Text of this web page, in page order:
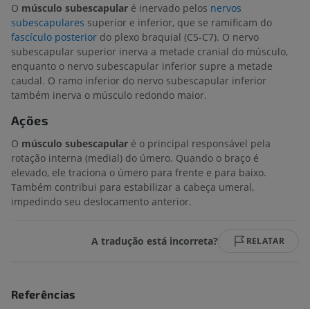
O músculo subescapular é inervado pelos nervos
subescapulares superior e inferior, que se ramificam do
fascículo posterior do plexo braquial (C5-C7). O nervo
subescapular superior inerva a metade cranial do músculo,
enquanto o nervo subescapular inferior supre a metade
caudal. O ramo inferior do nervo subescapular inferior
também inerva o músculo redondo maior.
Ações
O músculo subescapular é o principal responsável pela
rotação interna (medial) do úmero. Quando o braço é
elevado, ele traciona o úmero para frente e para baixo.
Também contribui para estabilizar a cabeça umeral,
impedindo seu deslocamento anterior.
A tradução está incorreta? RELATAR
Referências